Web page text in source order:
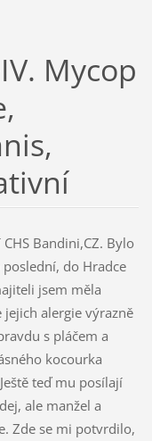
Mycop
Bandini,CZ. Bylo
do Hradce
jsem měla
alergie výrazně
s pláčem a
kocourka
teď mu posílají
ale manžel a
Zde se mi potvrdilo,